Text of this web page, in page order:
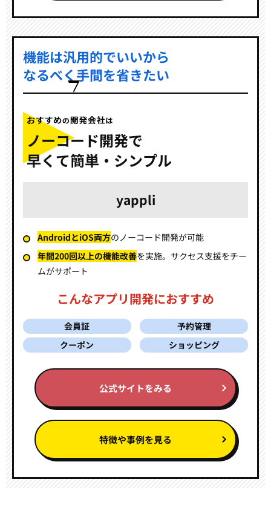
機能は汎用的でいいから
なるべく手間を省きたい
ノーコード開発で
早くて簡単・シンプル
yappli
AndroidとiOS両方の ノーコード開発が可能
年間200回以上の機能改善を実施。 サクセス支援をチー
ムがサポート
こんなアプリ開発におすすめ
会員証
予約管理
クーポン
ショッピング
公式サイトをみる
特徴や事例を見る